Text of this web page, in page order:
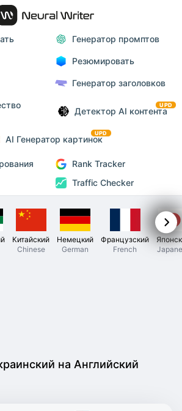
Генератор промптов
Резюмировать
Генератор заголовков
Детектор AI контента
UPD
AI Генератор картинок
UPD
Rank Tracker
Traffic Checker
Китайский
Chinese
Немецкий
German
Французский
French
на Английский